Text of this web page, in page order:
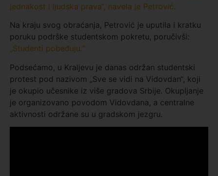
jednakost i ljudska prava“, navela je Petrović.
Na kraju svog obraćanja, Petrović je uputila i kratku
poruku podrške studentskom pokretu, poručivši:
„Studenti pobeđuju.“
Podsećamo, u Kraljevu je danas održan studentski
protest pod nazivom
„Sve se vidi na Vidovdan“, koji
je okupio učesnike iz više gradova Srbije. Okupljanje
je organizovano povodom Vidovdana, a centralne
aktivnosti održane su u gradskom jezgru.